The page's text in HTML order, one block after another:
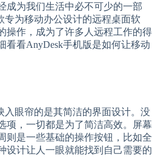
成为我们生活中必不可少的一部
专为移动办公设计的远程桌面软
操作，成为了许多人远程工作的得
看看AnyDesk手机版是如何让移动
入眼帘的是其简洁的界面设计。没
项，一切都是为了简洁高效。屏幕
则是一些基础的操作按钮，比如全
设计让人一眼就能找到自己需要的